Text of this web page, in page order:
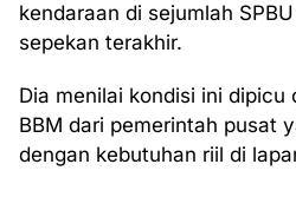
kendaraan di sejumlah
sepekan terakhir.
Dia menilai kondisi ini dipicu
BBM dari pemerintah pusat
dengan kebutuhan riil di